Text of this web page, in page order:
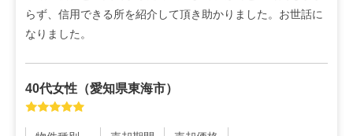
らず、信用できる所を紹介して頂き助かりました。お世話に
なりました。
40代女性 （愛知県東海市）